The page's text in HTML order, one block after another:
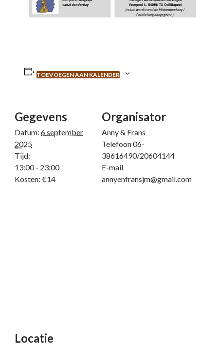
TOEVOEGEN AAN KALENDER
Gegevens
Datum: 6 september
2025
Tijd:
13:00 - 23:00
Kosten: €14
Organisator
Anny & Frans
Telefoon06-
38616490/20604144
E-mail
annyenfransjm@gmail.com
Locatie